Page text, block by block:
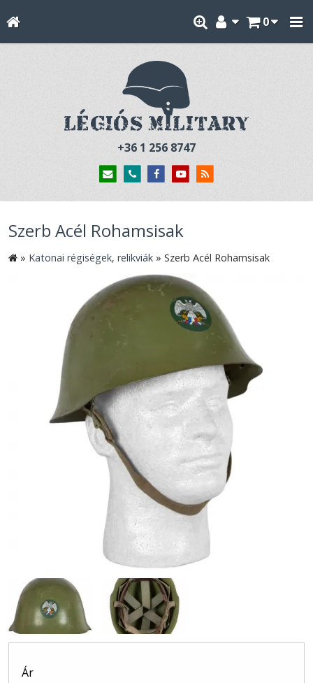
0
+36 1 256 8747
Szerb Acél Rohamsisak
» Katonai régiségek, relikviák » Szerb Acél Rohamsisak
Ár